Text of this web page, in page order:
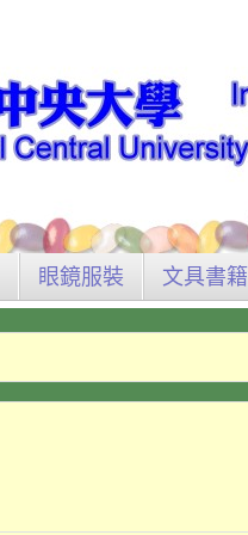
眼鏡服裝 文具書籍